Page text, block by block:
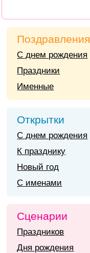
Поздравления
С днем рождения
Праздники
Именные
Открытки
С днем рождения
К празднику
Новый год
С именами
Сценарии
Праздников
Дня рождения